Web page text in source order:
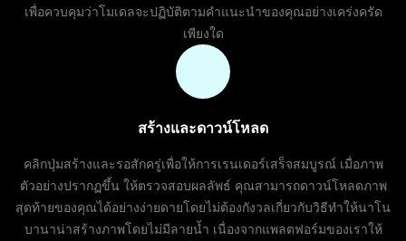
เพื่อควบคุมว่าโมเดลจะปฏิบัติตามคำแนะนำของคุณอย่างเคร่งครัด
เพียงใด
สร้างและดาวน์โหลด
คลิกปุ่มสร้างและรอสักครู่เพื่อให้การเรนเดอร์เสร็จสมบูรณ์ เมื่อภาพ
ตัวอย่างปรากฏขึ้น ให้ตรวจสอบผลลัพธ์ คุณสามารถดาวน์โหลดภาพ
สุดท้ายของคุณได้อย่างง่ายดายโดยไม่ต้องกังวลเกี่ยวกับวิธีทำให้นาโน
บานาน่าสร้างภาพโดยไม่มีลายน้ำ เนื่องจากแพลตฟอร์มของเราให้